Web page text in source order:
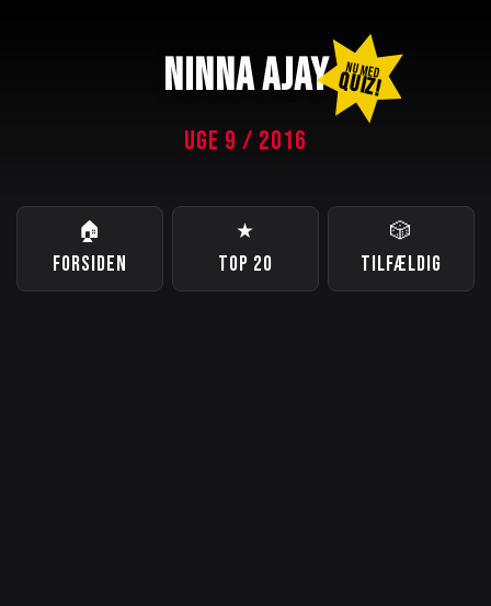
NINNA AJAY NU MED
QUIZ!
UGE 9 / 2016
🏠
FORSIDEN
★
TOP 20
🎲
TILFÆLDIG